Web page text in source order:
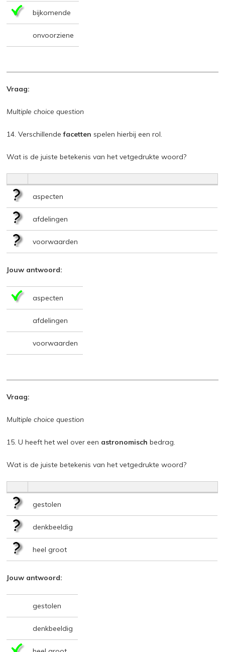
bijkomende
onvoorziene
Vraag:
Multiple choice question
14. Verschillendefacetten spelen hierbij een rol.
Wat is de juiste betekenis van het vetgedrukte woord?
aspecten
afdelingen
voorwaarden
Jouw antwoord:
aspecten
afdelingen
voorwaarden
Vraag:
Multiple choice question
15. U heeft het wel over een astronomisch bedrag.
Wat is de juiste betekenis van het vetgedrukte woord?
gestolen
denkbeeldig
heel groot
Jouw antwoord:
gestolen
denkbeeldig